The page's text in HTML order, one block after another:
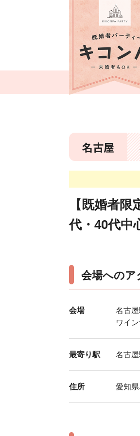
名古屋
【既婚者
代・40代中
会場へのア
会場
名古
ワイ
最寄り駅 名古
住所 愛知